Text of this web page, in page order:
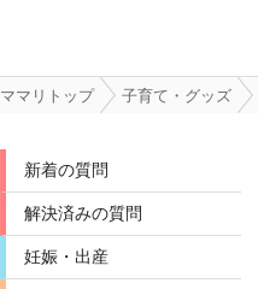
ママリトップ 子育て・グッズ
新着の質問
解決済みの質問
妊娠・出産